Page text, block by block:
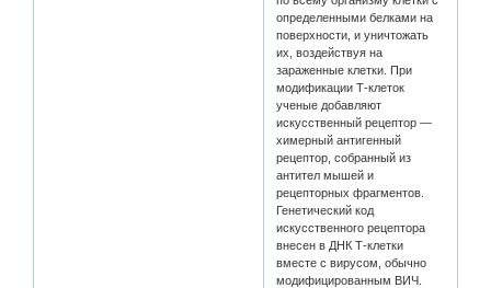
определенными белками на
поверхности, и уничтожать
их, воздействуя на
зараженные клетки. При
модификации Т-клеток
ученые добавляют
искусственный рецептор —
химерный антигенный
рецептор, собранный из
антител мышей и
рецепторных фрагментов.
Генетический код
искусственного рецептора
внесен в ДНК Т-клетки
вместе с вирусом, обычно
модифицированным ВИЧ.